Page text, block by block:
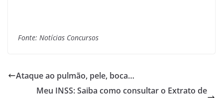
Fonte: Notícias Concursos
Ataque ao pulmão, pele, boca…
Meu INSS: Saiba como consultar o Extrato de